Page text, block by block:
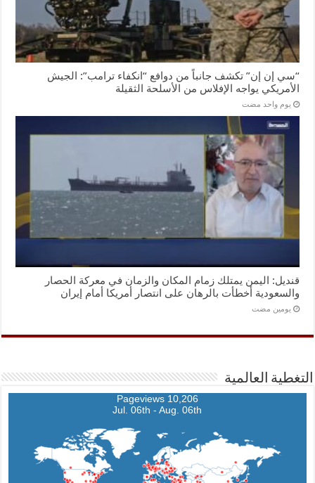
“سي إن إن” تكشف جانباً من دوافع “انكفاء ترامب”: الجيش
الأمريكي يواجه الإفلاس من الأسلحة الثقيلة
‏يوم واحد مضت
قنديل: اليمن يمتلك زمام المكان والزمان في معركة الحصار
والسعودية أخطأت بالرهان على انتصار أمريكا أمام إيران
‏يومين مضت
التغطية العالمية
10,206 Pageviews
Jul. 06th - Aug. 06th